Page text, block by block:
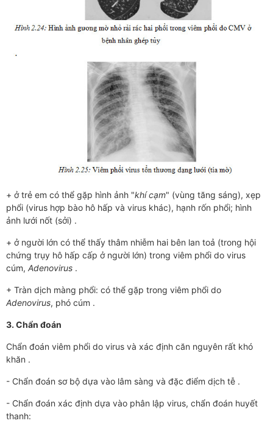
+ ở trẻ em có thể gặp hình ảnh "khí cạm" (vùng tăng sáng), xẹp
phổi (virus hợp bào hô hấp và virus khác), hạnh rốn phổi; hình
ảnh lưới nốt (sởi) .
+ ở người lớn có thể thấy thâm nhiễm hai bên lan toả (trong hội
chứng trụy hô hấp cấp ở người lớn) trong viêm phổi do virus
cúm, Adenovirus .
+ Tràn dịch màng phổi: có thể gặp trong viêm phổi do
Adenovirus, phó cúm .
3. Chẩn đoán
Chẩn đoán viêm phổi do virus và xác định căn nguyên rất khó
khăn .
- Chẩn đoán sơ bộ dựa vào lâm sàng và đặc điểm dịch tễ .
- Chẩn đoán xác định dựa vào phân lập virus, chẩn đoán huyết
thanh: